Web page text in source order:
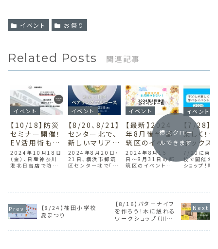
イベント お祭り
Related Posts 関連記事
イベント
【10/18】防災
セミナー開催！
EV活用術も学
べる無料イベ
ント（日産神奈
川 港北日吉
2024年10月18日
（金）、日産神奈川
港北日吉店で防災
活用方法を学べる
から備えのポイント
や実演を体験し、家
庭の防災力を高め
イベント
【8/20、8/21】
センター北で、
新しいマリアー
ジュとの出会
いを｜高級テ
ィーサロン「月
2024年8月20日・
21日、横浜市都筑
区センター北で「高
希少な一級茶葉を
全7品で、極上のテ
ィーペアリングを体
験。各回限定4名、
贅沢な夏の夜をお
楽しみください。
イベント
【最新】2024
年8月後半 都
筑区のイベント
50選
2024年8月15
日〜8月31日の都
筑区のイベントを一
合うイベントまで、
めるイベントが多
数！夏休みの思い出
づくり、家族でのお
出かけにどうぞ。
イベント
【7/28】
楽しく！
ボックス
ークショ
（東山田
校コミュ
7/20に東山
校で開催の
ショップ！親
ッチやおか
夏休みの自
にも最適で
と予約は協
横スクロー
ルできます
【8/24】荏田小学校
夏まつり
【8/16】バターナイフ
を作ろう！木に触れる
ワークショップ（川和